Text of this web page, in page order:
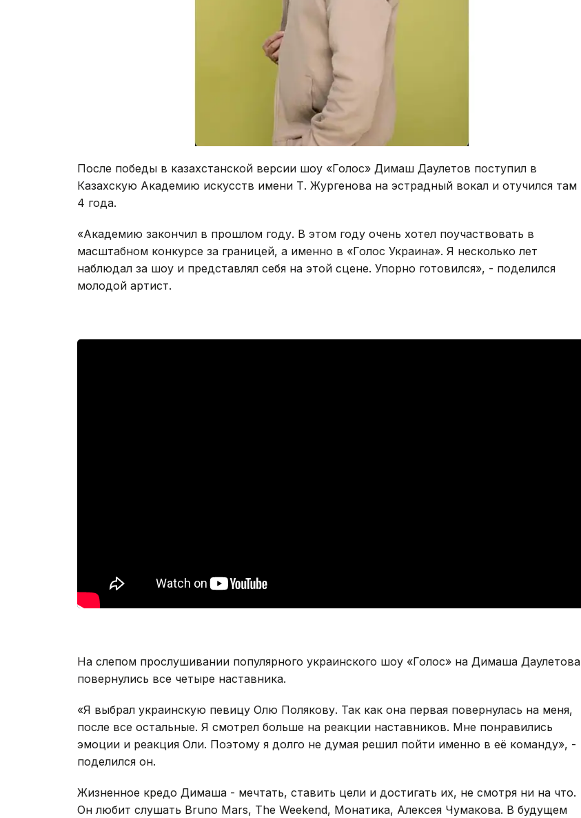
После победы в казахстанской версии шоу «Голос» Димаш Даулетов поступил в
Казахскую Академию искусств имени Т. Жургенова на эстрадный вокал и отучился там
4 года.
«Академию закончил в прошлом году. В этом году очень хотел поучаствовать в
масштабном конкурсе за границей, а именно в «Голос Украинa». Я несколько лет
наблюдал за шоу и представлял себя на этой сцене. Упорно готовился», - поделился
молодой артист.
На слепом прослушивании популярного украинского шоу «Голос» на Димаша Даулетова
повернулись все четыре наставника.
«Я выбрал украинскую певицу Олю Полякову. Так как она первая повернулась на меня,
после все остальные. Я смотрел больше на реакции наставников. Мне понравились
эмоции и реакция Оли. Поэтому я долго не думая решил пойти именно в её команду», -
поделился он.
Жизненное кредо Димаша - мечтать, ставить цели и достигать их, не смотря ни на что.
Он любит слушать Bruno Mars, The Weekend, Монатика, Алексея Чумакова. В будущем